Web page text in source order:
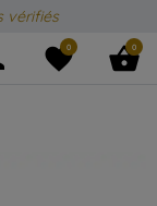
vérifiés
favorite
0 shopping_basket
0